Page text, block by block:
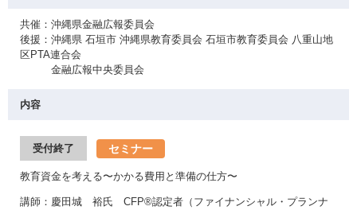
共催：沖縄県金融広報委員会
後援：沖縄県 石垣市 沖縄県教育委員会 石垣市教育委員会 八重山地
区PTA連合会
金融広報中央委員会
内容
受付終了 セミナー
教育資金を考える〜かかる費用と準備の仕方〜
講師：慶田城 裕氏 CFP®認定者（ファイナンシャル・プランナ